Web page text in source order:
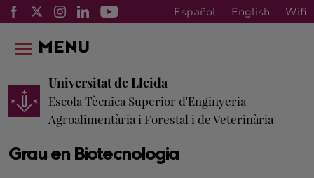
Español English Wifi
Grau en Biotecnologia
Universitat de Lleida
Escola Tècnica Superior d'Enginyeria
Agroalimentària i Forestal i de Veterinària
MENU